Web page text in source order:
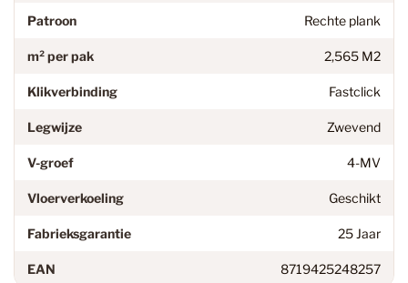
Patroon Rechte plank
m² per pak 2,565 M2
Klikverbinding Fastclick
Legwijze Zwevend
V-groef 4-MV
Vloerverkoeling Geschikt
Fabrieksgarantie 25 Jaar
EAN 8719425248257